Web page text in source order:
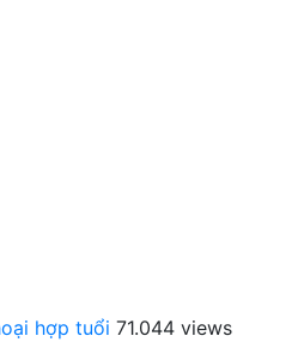
hợp tuổi 71.044 views